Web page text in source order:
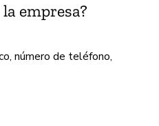
empresa?
número de teléfono,